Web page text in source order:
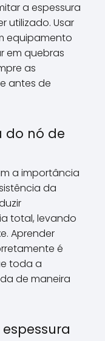
a espessura
utilizado. Usar
equipamento
em quebras
as
antes de
do nó de
a importância
da
total, levando
Aprender
é
toda a
de maneira